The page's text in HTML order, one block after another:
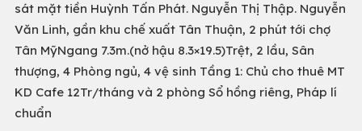
sát mặt tiền Huỳnh Tấn Phát. Nguyễn Thị Thập. Nguyễn
Văn Linh, gần khu chế xuất Tân Thuận, 2 phút tới chợ
Tân MỹNgang 7.3m.(nở hậu 8.3×19.5)Trệt, 2 lầu, Sân
thượng, 4 Phòng ngủ, 4 vệ sinh Tầng 1: Chủ cho thuê MT
KD Cafe 12Tr/tháng và 2 phòng Sổ hồng riêng, Pháp lí
chuẩn